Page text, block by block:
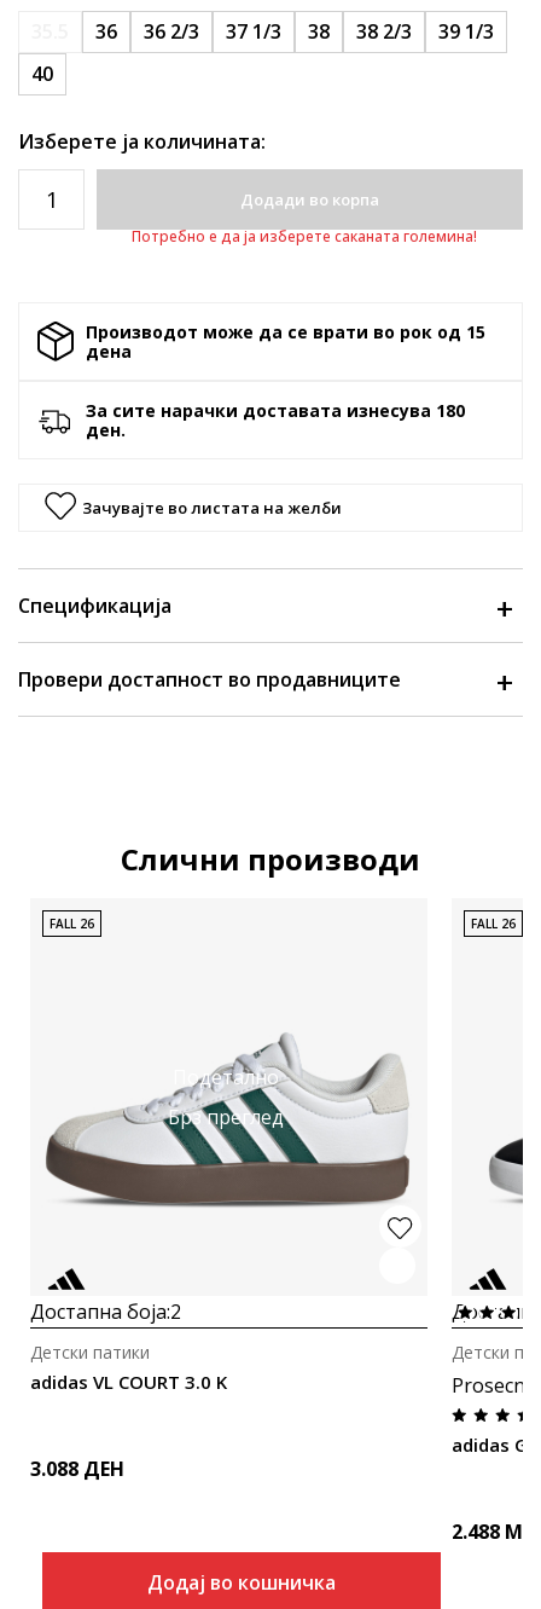
36 36 2/3 37 1/3 38 38 2/3
39 1/3
40
Изберете ја количината:
Додади во корпа
Потребно е да ја изберете саканата големина!
Производот може да се врати во рок од 15
денa
За сите нарачки доставата изнесува 180
ден.
Зачувајте во листата на желби
Спецификација
Провери достапност во продавниците
Слични производи
Подетално
Брз преглед
FALL 26
Достапна боја:2
adidas VL COURT 3.0 K
Детски патики
3.088 ДЕН
Додај во кошничка
FALL 26
adidas
Детски
2.488